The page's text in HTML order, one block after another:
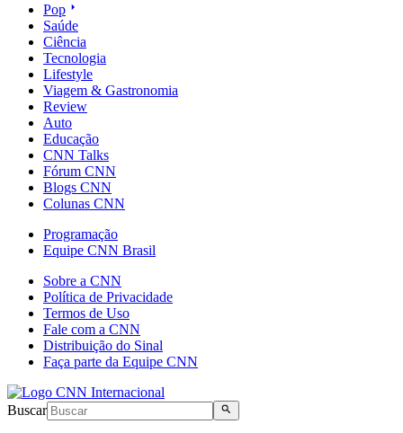
Pop
Saúde
Ciência
Tecnologia
Lifestyle
Viagem & Gastronomia
Review
Auto
Educação
CNN Talks
Fórum CNN
Blogs CNN
Colunas CNN
Programação
Equipe CNN Brasil
Sobre a CNN
Política de Privacidade
Termos de Uso
Fale com a CNN
Distribuição do Sinal
Faça parte da Equipe CNN
Buscar